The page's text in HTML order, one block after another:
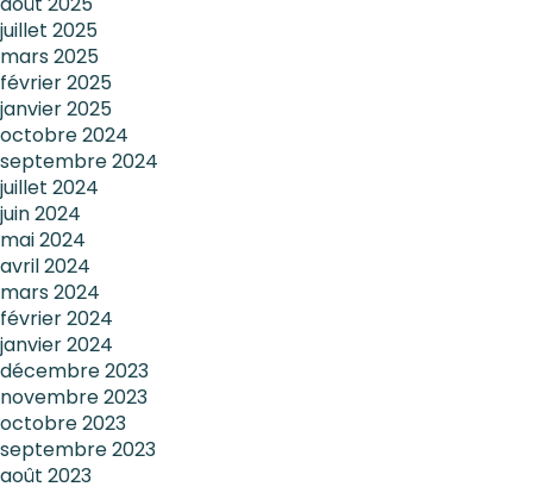
juillet 2025
mars 2025
février 2025
janvier 2025
octobre 2024
septembre 2024
juillet 2024
juin 2024
mai 2024
avril 2024
mars 2024
février 2024
janvier 2024
décembre 2023
novembre 2023
octobre 2023
septembre 2023
août 2023